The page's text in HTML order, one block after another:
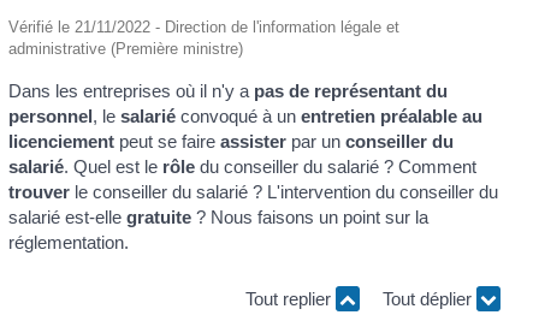
Vérifié le 21/11/2022 - Direction de l'information légale et
administrative (Première ministre)
Dans les entreprises où il n'y a pas de représentant du
personnel, le salariéconvoqué à un entretien préalable au
licenciementpeut se faire assisterpar un conseiller du
salarié. Quel est le rôledu conseiller du salarié ? Comment
trouverle conseiller du salarié ? L'intervention du conseiller du
salarié est-elle gratuite? Nous faisons un point sur la
réglementation.
Tout replier Tout déplier